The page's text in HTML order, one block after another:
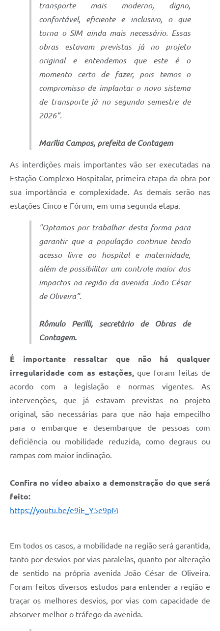
transporte mais moderno, digno,
confortável, eficiente e inclusivo, o que
torna o SIM ainda mais necessário. Essas
obras estavam previstas já no projeto
original e entendemos que este é o
momento certo de fazer, pois temos o
compromisso de implantar o novo sistema
de transporte já no segundo semestre de
2026”.
Marília Campos, prefeita de Contagem
As interdições mais importantes vão ser executadas na
Estação Complexo Hospitalar, primeira etapa da obra por
sua importância e complexidade. As demais serão nas
estações Cinco e Fórum, em uma segunda etapa.
"Optamos por trabalhar desta forma para
garantir que a população continue tendo
acesso livre ao hospital e maternidade,
além de possibilitar um controle maior dos
impactos na região da avenida João César
de Oliveira”.
Rômulo Perilli, secretário de Obras de
Contagem.
É importante ressaltar que não há qualquer
irregularidade com as estações,que foram feitas de
acordo com a legislação e normas vigentes. As
intervenções, que já estavam previstas no projeto
original, são necessárias para que não haja empecilho
para o embarque e desembarque de pessoas com
deficiência ou mobilidade reduzida, como degraus ou
rampas com maior inclinação.
Confira no vídeo abaixo a demonstração do que será
feito:
https://youtu.be/e9iE_Y5e9pM
Em todos os casos, a mobilidade na região será garantida,
tanto por desvios por vias paralelas, quanto por alteração
de sentido na própria avenida João César de Oliveira.
Foram feitos diversos estudos para entender a região e
traçar os melhores desvios, por vias com capacidade de
absorver melhor o tráfego da avenida.